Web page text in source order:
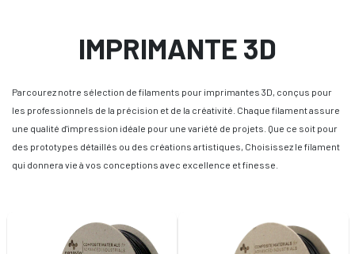
IMPRIMANTE 3D
Parcourez notre sélection de filaments pour imprimantes 3D, conçus pour
les professionnels de la précision et de la créativité. Chaque filament assure
une qualité d'impression idéale pour une variété de projets. Que ce soit pour
des prototypes détaillés ou des créations artistiques, Choisissez le filament
qui donnera vie à vos conceptions avec excellence et finesse.